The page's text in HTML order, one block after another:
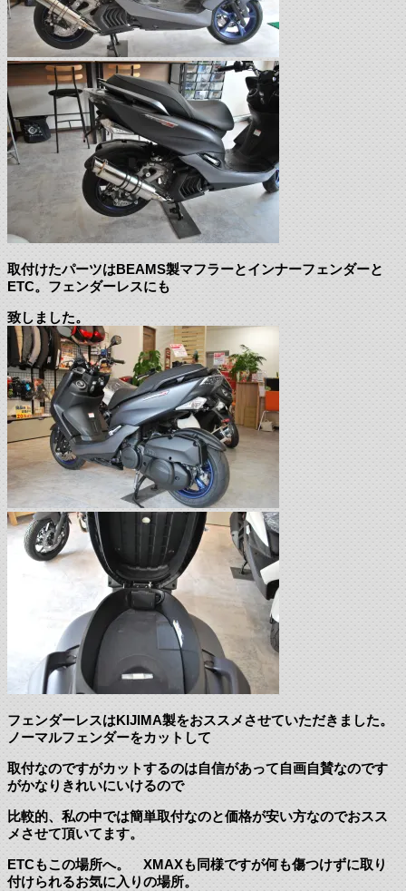
取付けたパーツはBEAMS製マフラーとインナーフェンダーと
ETC。フェンダーレスにも
致しました。
フェンダーレスはKIJIMA製をおススメさせていただきました。
ノーマルフェンダーをカットして
取付なのですがカットするのは自信があって自画自賛なのです
がかなりきれいにいけるので
比較的、私の中では簡単取付なのと価格が安い方なのでおスス
メさせて頂いてます。
ETCもこの場所へ。 XMAXも同様ですが何も傷つけずに取り
付けられるお気に入りの場所。